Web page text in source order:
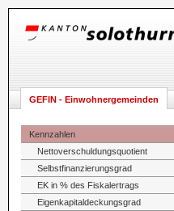
GEFIN - Einwohnergemeinden
Kennzahlen
Nettoverschuldungsquotient
Selbstfinanzierungsgrad
EK in % des Fiskalertrags
Eigenkapitaldeckungsgrad